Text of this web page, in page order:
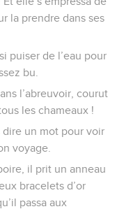
la prendre dans ses
puiser de l’eau pour
bu.
l’abreuvoir, courut
les chameaux !
dire un mot pour voir
voyage.
il prit un anneau
bracelets d’or
passa aux